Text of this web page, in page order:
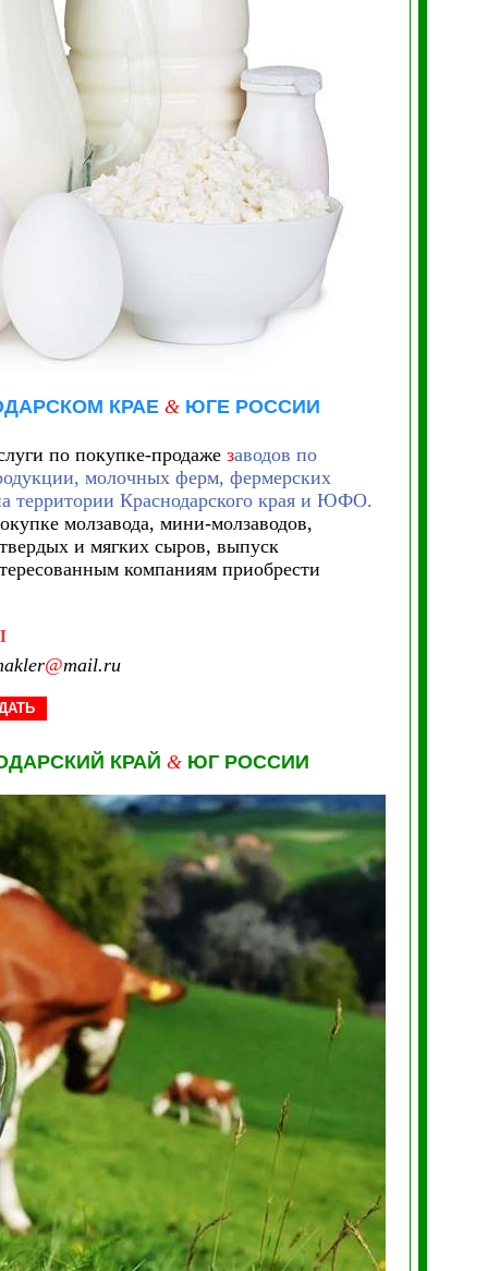
КРАЕ & ЮГЕ РОССИИ
по покупке-продаже заводов по
молочных ферм, фермерских
территории Краснодарского края и ЮФО.
молзавода, мини-молзаводов,
и мягких сыров, выпуск
компаниям приобрести
@mail.ru
КРАЙ & ЮГ РОССИИ